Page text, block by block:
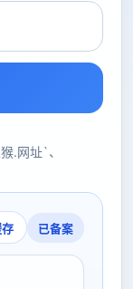
.网址`、
已备案